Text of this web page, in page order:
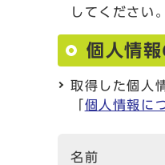
してください。
個人情
取得した個人
個人情報に
名前